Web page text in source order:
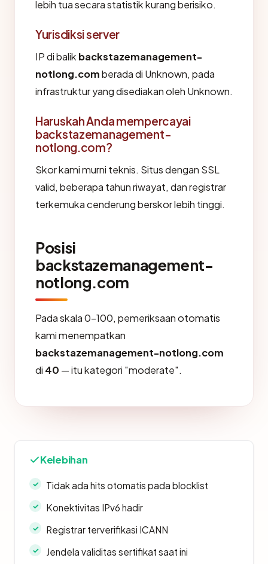
lebih tua secara statistik kurang berisiko.
Yurisdiksi server
IP di balik backstazemanagement-
notlong.comberada di Unknown, pada
infrastruktur yang disediakan oleh Unknown.
Haruskah Anda mempercayai
backstazemanagement-
notlong.com?
Skor kami murni teknis. Situs dengan SSL
valid, beberapa tahun riwayat, dan registrar
terkemuka cenderung berskor lebih tinggi.
Posisi
backstazemanagement-
notlong.com
Pada skala 0-100, pemeriksaan otomatis
kami menempatkan
backstazemanagement-notlong.com
di 40 — itu kategori "moderate".
Kelebihan
Tidak ada hits otomatis pada blocklist
Konektivitas IPv6 hadir
Registrar terverifikasi ICANN
Jendela validitas sertifikat saat ini